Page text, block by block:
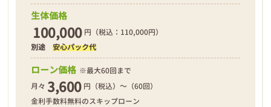
❮ ❯
生体価格
100,000 円（税込：110,000円）
別途安心パック代
ローン価格 ※最大60回まで
月々 3,600 円（税込）～（60回）
金利手数料無料のスキップローン